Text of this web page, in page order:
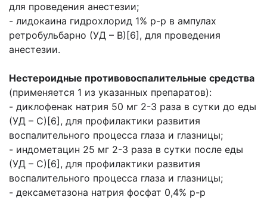
для проведения анестезии;
- лидокаина гидрохлорид 1% р-р в ампулах
ретробульбарно (УД – В)[6], для проведения
анестезии.
Нестероидные противовоспалительные средства
(применяется 1 из указанных препаратов):
- диклофенак натрия 50 мг 2-3 раза в сутки до еды
(УД – С)[6], для профилактики развития
воспалительного процесса глаза и глазницы;
- индометацин 25 мг 2-3 раза в сутки после еды
(УД – С)[6], для профилактики развития
воспалительного процесса глаза и глазницы;
- дексаметазона натрия фосфат 0,4% р-р